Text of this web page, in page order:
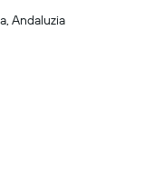
Andaluzia